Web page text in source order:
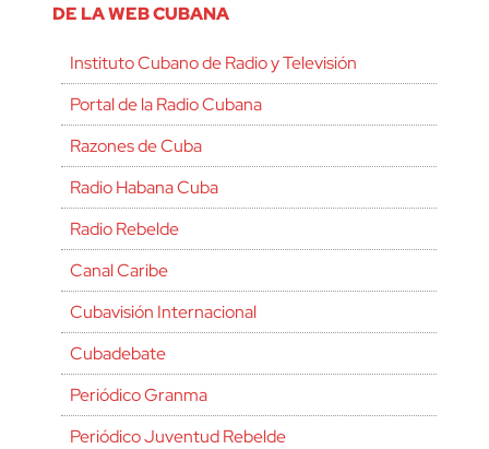
DE LA WEB CUBANA
Instituto Cubano de Radio y Televisión
Portal de la Radio Cubana
Razones de Cuba
Radio Habana Cuba
Radio Rebelde
Canal Caribe
Cubavisión Internacional
Cubadebate
Periódico Granma
Periódico Juventud Rebelde